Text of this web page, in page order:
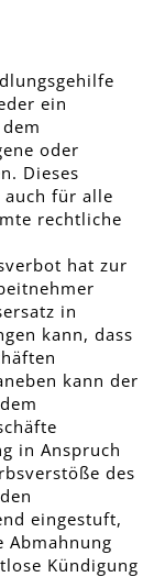
ein
oder
Dieses
für alle
rechtliche
hat zur
in
kann, dass
kann der
in Anspruch
des
eingestuft,
Abmahnung
Kündigung